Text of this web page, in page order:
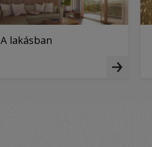
A lakásban